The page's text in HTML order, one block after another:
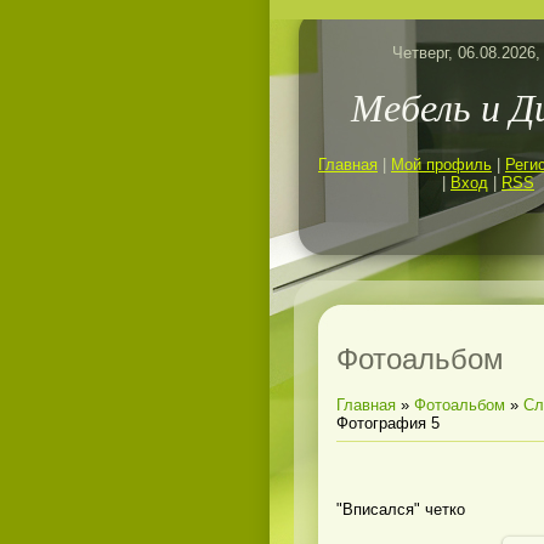
Четверг,
Мебель и
Главная Мой профиль
Вход RSS
Фотоальбом
Главная » Фотоальбом »
Фотография 5
"Вписался" четко